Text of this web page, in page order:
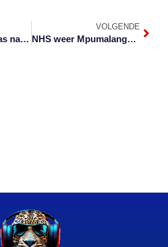
Nog ’n verdagte vas na massamoord in Pienaar
VOLGENDE
NHS weer Mpumalanga se topskool